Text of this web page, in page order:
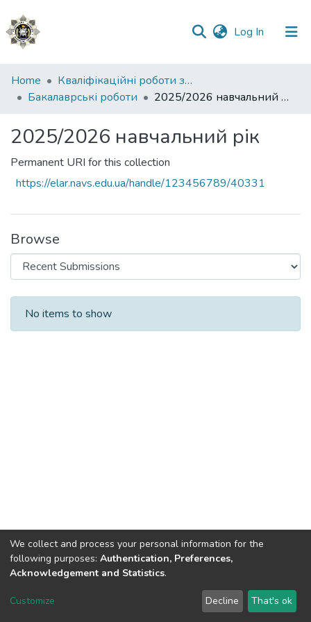
Log In (current)
Communities
&
All of DSpace
Statistics
Home
Кваліфікаційні роботи здобувачів вищої освіти
Бакалаврські роботи
2025/2026 навчальний рік
2025/2026 навчальний рік
Permanent URI for this collection
https://elar.navs.edu.ua/handle/123456789/40331
Browse
Recent Submissions
No items to show
DSpace software copyright © 2002-2026 LYRASIS
Send Feedback
We collect and process your personal information for the
following purposes: Authentication, Preferences,
Acknowledgement and Statistics.
Customize Decline That's ok